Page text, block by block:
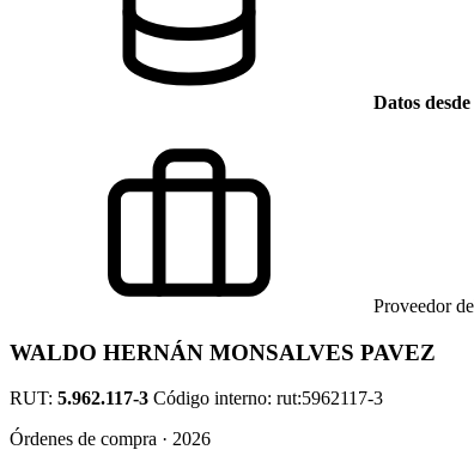
Datos
Proveedor
WALDO HERNÁN MONSALVES PAVEZ
RUT: 5.962.117-3 Código interno: rut:5962117-3
Órdenes de compra · 2026